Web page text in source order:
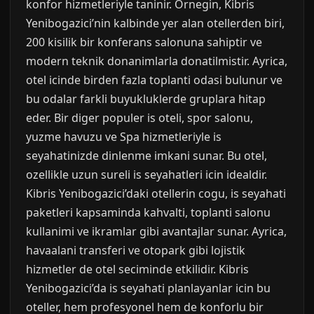
konfor hizmetleriyle taninir. Ornegin, Kibris
Yenibogazici’nin kalbinde yer alan otellerden biri,
200 kisilik bir konferans salonuna sahiptir ve
modern teknik donanimlarla donatilmistir. Ayrica,
otel icinde birden fazla toplanti odasi bulunur ve
bu odalar farkli buyukluklerde gruplara hitap
eder. Bir diger populer is oteli, spor salonu,
yuzme havuzu ve Spa hizmetleriyle is
seyahatinizde dinlenme imkani sunar. Bu otel,
ozellikle uzun sureli is seyahatleri icin idealdir.
Kibris Yenibogazici’daki otellerin cogu, is seyahati
paketleri kapsaminda kahvalti, toplanti salonu
kullanimi ve ikramlar gibi avantajlar sunar. Ayrica,
havaalani transferi ve otopark gibi lojistik
hizmetler de otel seciminde etkilidir. Kibris
Yenibogazici’da is seyahati planlayanlar icin bu
oteller, hem profesyonel hem de konforlu bir